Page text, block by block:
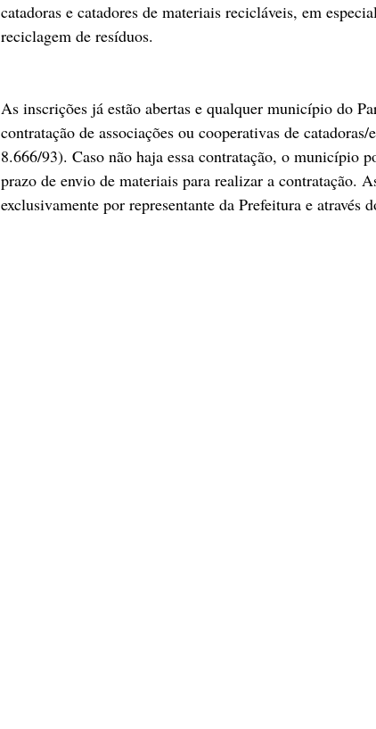
catadoras e catadores de materiais recicláveis, em
reciclagem de resíduos.
As inscrições já estão abertas e qualquer município do
contratação de associações ou cooperativas de
8.666/93). Caso não haja essa contratação, o município
prazo de envio de materiais para realizar a contratação.
exclusivamente por representante da Prefeitura e através